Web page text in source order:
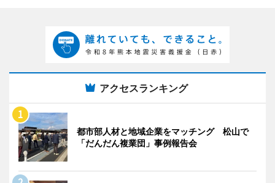
アクセスランキング
都市部人材と地域企業をマッチング 松山で
「だんだん複業団」事例報告会